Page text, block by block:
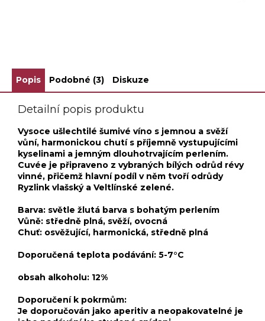
Popis Podobné (3) Diskuze
Detailní popis produktu
Vysoce ušlechtilé šumivé víno s jemnou a svěží
vůní, harmonickou chutí s příjemně vystupujícími
kyselinami a jemným dlouhotrvajícím perlením.
Cuvée je připraveno z vybraných bílých odrůd révy
vinné, přičemž hlavní podíl v něm tvoří odrůdy
Ryzlink vlašský a Veltlínské zelené.
Barva: světle žlutá barva s bohatým perlením
Vůně: středně plná, svěží, ovocná
Chuť: osvěžující, harmonická, středně plná
Doporučená teplota podávání: 5-7°C
obsah alkoholu: 12%
Doporučení k pokrmům:
Je doporučován jako aperitiv a neopakovatelné je